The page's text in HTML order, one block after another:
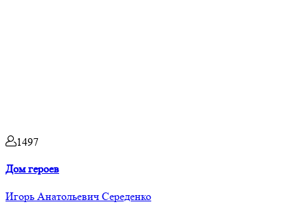
1497
Дом героев
Игорь Анатольевич Середенко